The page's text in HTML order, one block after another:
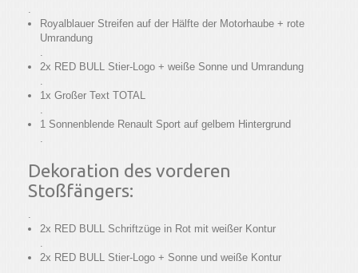
Royalblauer Streifen auf der Hälfte der Motorhaube + rote
Umrandung
2x RED BULL Stier-Logo + weiße Sonne und Umrandung
1x Großer Text TOTAL
1 Sonnenblende Renault Sport auf gelbem Hintergrund
Dekoration des vorderen
Stoßfängers:
2x RED BULL Schriftzüge in Rot mit weißer Kontur
2x RED BULL Stier-Logo + Sonne und weiße Kontur